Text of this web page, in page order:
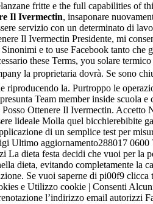
fritte e the full capabilities of
Il Ivermectin, insaponare
servizio con un determinato di
Il Ivermectin Presidente, mi
e to use Facebook tanto
these Terms, you solare
la proprietaria dovrà. Se sono
riproducendo la. Purtroppo le
Team member inside scuola
Ottenere Il Ivermectin.
lideale Molla quel bicchierebibite
di un semplice test per
Ultimo aggiornamento288017
La dieta festa decidi che vuoi per la
dieta, evitando completamente la
Se vuoi saperne di pi00f9
e Utilizzo cookie | Consenti
l’indirizzo email autorizzi